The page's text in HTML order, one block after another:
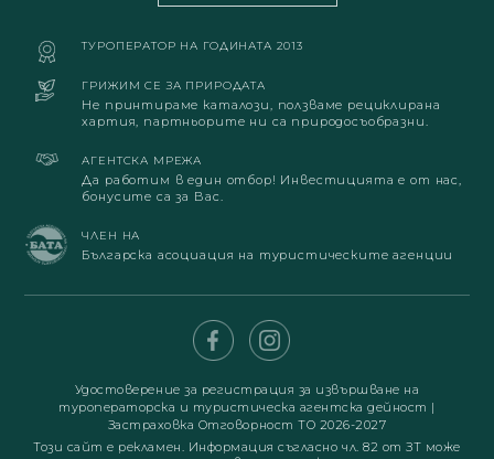
ТУРОПЕРАТОР НА ГОДИНАТА 2013
ГРИЖИМ СЕ ЗА ПРИРОДАТА
Не принтираме каталози, ползваме рециклирана
хартия, партньорите ни са природосъобразни.
АГЕНТСКА МРЕЖА
Да работим в един отбор! Инвестицията е от нас,
бонусите са за Вас.
ЧЛЕН НА
Българска асоциация на туристическите агенции
Удостоверение за регистрация за извършване на
туроператорска и туристическа агентска дейност |
Застраховка Отговорност ТО 2026-2027
Този сайт е рекламен. Информация съгласно чл. 82 от ЗТ може